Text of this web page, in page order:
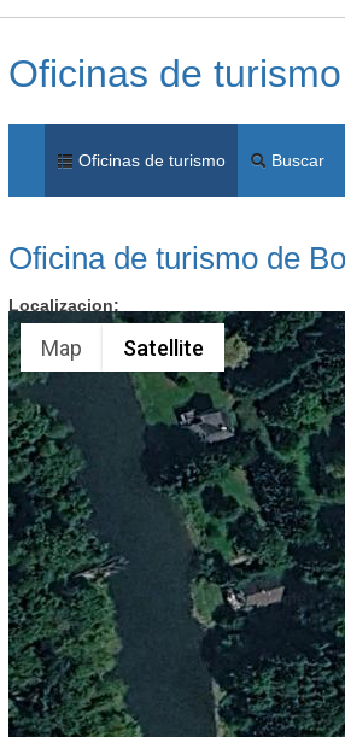
Oficinas de turismo
Oficinas de turismo Buscar
Oficina de turismo de
Localizacion:
Map Satellite